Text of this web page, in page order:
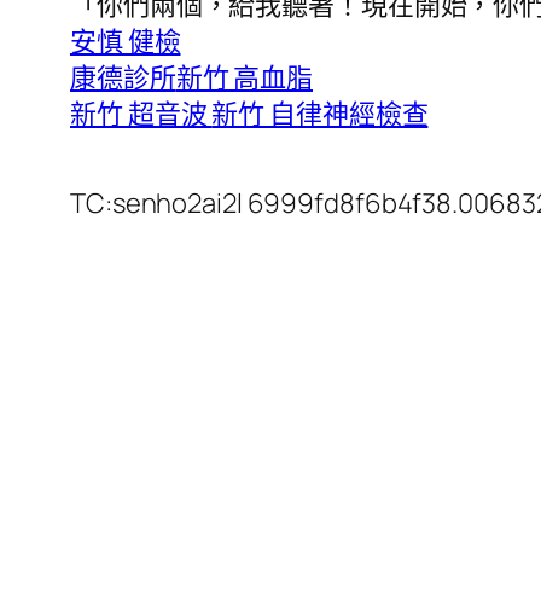
安慎 健檢
康德診所新竹 高血脂
新竹 超音波新竹 自律神經檢查
TC:senho2ai2l